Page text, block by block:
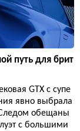
путь для брит
GTX с супе
явно выбрала
Следом обещаны
с большими